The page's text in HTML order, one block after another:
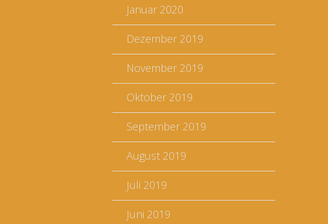
Januar 2020
Dezember 2019
November 2019
Oktober 2019
September 2019
August 2019
Juli 2019
Juni 2019